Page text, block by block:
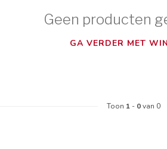
Geen producten
GA VERDER MET
Toon 1 - 0van 0